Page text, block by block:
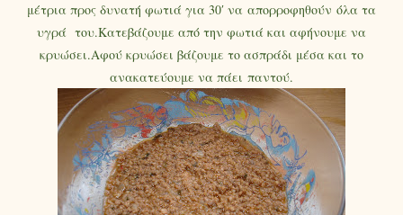
μέτρια προς δυνατή φωτιά για 30′ να απορροφηθούν όλα τα
υγρά του.Κατεβάζουμε από την φωτιά και αφήνουμε να
κρυώσει.Αφού κρυώσει βάζουμε το ασπράδι μέσα και το
ανακατεύουμε να πάει παντού.